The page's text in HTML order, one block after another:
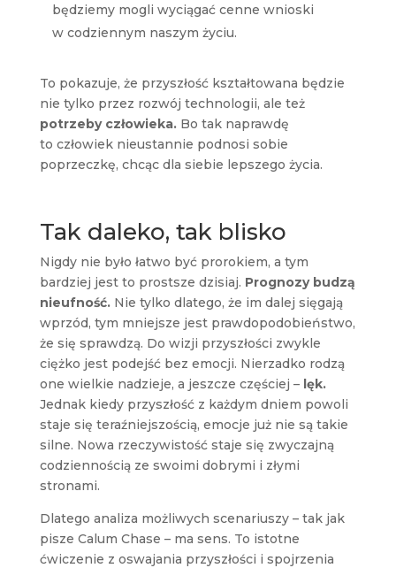
będziemy mogli wyciągać cenne wnioski
w codziennym naszym życiu.
To pokazuje, że przyszłość kształtowana będzie
nie tylko przez rozwój technologii, ale też
potrzeby człowieka.Bo tak naprawdę
to człowiek nieustannie podnosi sobie
poprzeczkę, chcąc dla siebie lepszego życia.
Tak daleko, tak blisko
Nigdy nie było łatwo być prorokiem, a tym
bardziej jest to prostsze dzisiaj. Prognozy budzą
nieufność.Nie tylko dlatego, że im dalej sięgają
wprzód, tym mniejsze jest prawdopodobieństwo,
że się sprawdzą. Do wizji przyszłości zwykle
ciężko jest podejść bez emocji. Nierzadko rodzą
one wielkie nadzieje, a jeszcze częściej – lęk.
Jednak kiedy przyszłość z każdym dniem powoli
staje się teraźniejszością, emocje już nie są takie
silne. Nowa rzeczywistość staje się zwyczajną
codziennością ze swoimi dobrymi i złymi
stronami.
Dlatego analiza możliwych scenariuszy – tak jak
pisze Calum Chase – ma sens. To istotne
ćwiczenie z oswajania przyszłości i spojrzenia